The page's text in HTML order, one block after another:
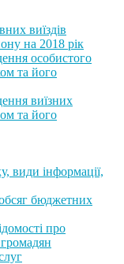
виїздів
на 2018 рік
особистого
та його
виїзних
та його
види інформації,
бюджетних
про